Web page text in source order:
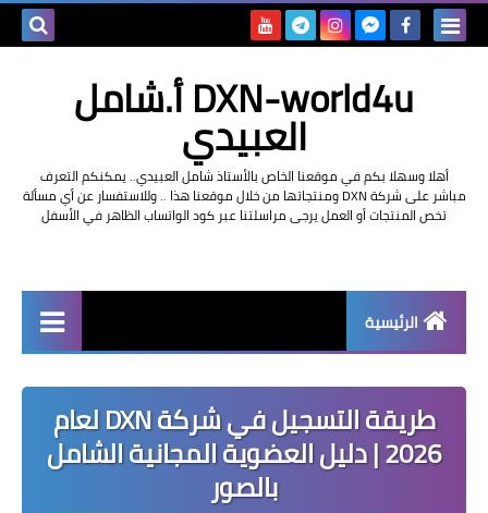
DXN-world4u أ.شامل
العبيدي
أهلا وسهلا بكم في موقعنا الخاص بالأستاذ شامل العبيدي.. يمكنكم التعرف
مباشر على شركة DXN ومنتجاتها من خلال موقعنا هذا .. وللاستفسار عن أي مسألة
تخص المنتجات أو العمل يرجى مراسلتنا عبر كود الواتساب الظاهر في الأسفل
الرئيسية
طريقة التسجيل في شركة DXN لعام
2026 | دليل العضوية المجانية الشامل
بالصور